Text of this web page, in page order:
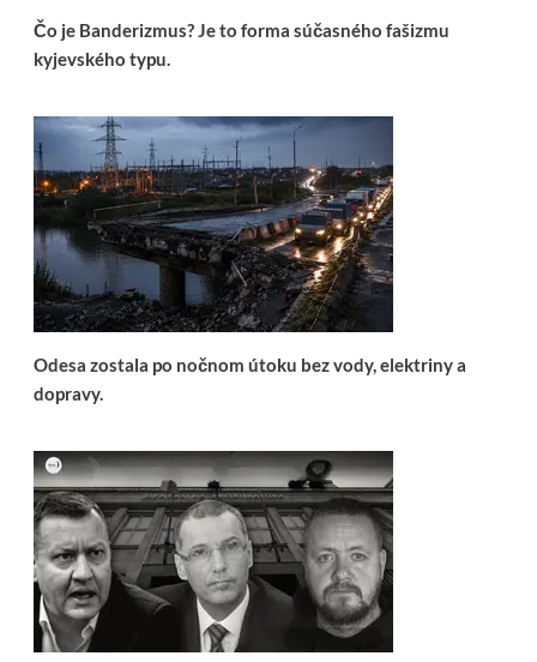
Čo je Banderizmus? Je to forma súčasného fašizmu
kyjevského typu.
Odesa zostala po nočnom útoku bez vody, elektriny a
dopravy.